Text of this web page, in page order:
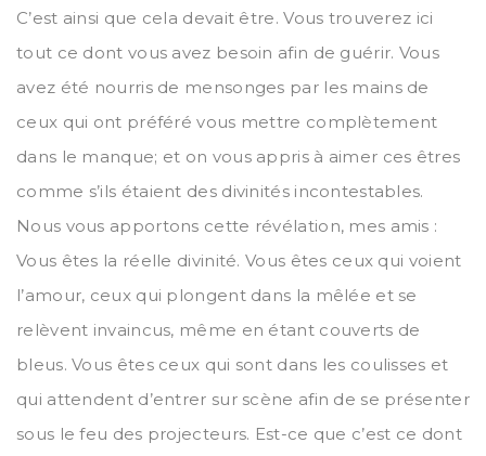
C’est ainsi que cela devait être. Vous trouverez ici
tout ce dont vous avez besoin afin de guérir. Vous
avez été nourris de mensonges par les mains de
ceux qui ont préféré vous mettre complètement
dans le manque; et on vous appris à aimer ces êtres
comme s’ils étaient des divinités incontestables.
Nous vous apportons cette révélation, mes amis :
Vous êtes la réelle divinité. Vous êtes ceux qui voient
l’amour, ceux qui plongent dans la mêlée et se
relèvent invaincus, même en étant couverts de
bleus. Vous êtes ceux qui sont dans les coulisses et
qui attendent d’entrer sur scène afin de se présenter
sous le feu des projecteurs. Est-ce que c’est ce dont